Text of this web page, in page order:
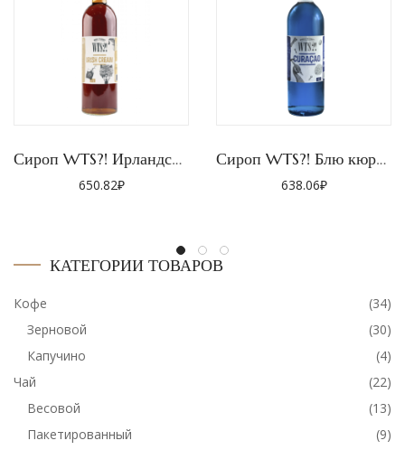
Сироп WTS?! Ирландский крем
650.82₽
Сироп WTS?! Блю кюрасао
638.06₽
КАТЕГОРИИ ТОВАРОВ
Кофе
(34)
Зерновой
(30)
Капучино
(4)
Чай
(22)
Весовой
(13)
Пакетированный
(9)